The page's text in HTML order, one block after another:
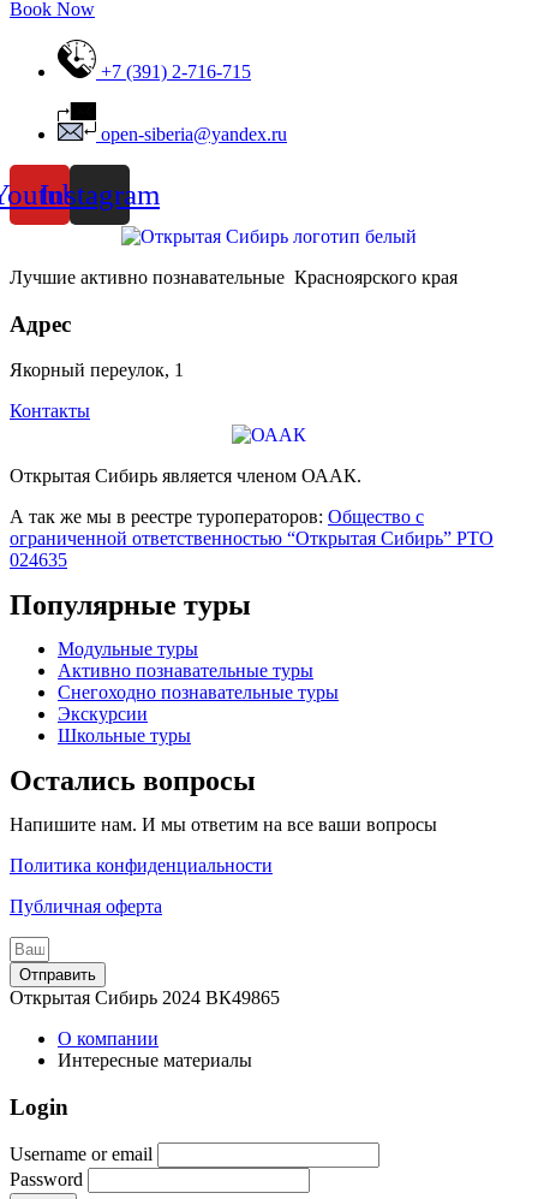
Book Now
+7 (391) 2-716-715
open-siberia@yandex.ru
Instagram
Лучшие активно познавательные Красноярского края
Адрес
Якорный переулок, 1
Контакты
Открытая Сибирь является членом ОААК.
А так же мы в реестре туроператоров: Общество с
ограниченной ответственностью “Открытая Сибирь” РТО
024635
Популярные туры
Модульные туры
Активно познавательные туры
Снегоходно познавательные туры
Экскурсии
Школьные туры
Остались вопросы
Напишите нам. И мы ответим на все ваши вопросы
Политика конфиденциальности
Публичная оферта
Отправить
Открытая Сибирь 2024 ВК49865
О компании
Интересные материалы
Login
Username or email
Password